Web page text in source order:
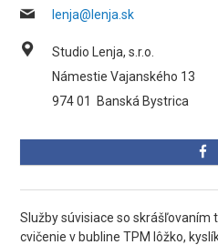
lenja@lenja.sk
Studio Lenja, s.r.o.
Námestie Vajanského 13
974 01
Banská Bystrica
Služby súvisiace so skrášľovaním
cvičenie v bubline TPM lôžko,